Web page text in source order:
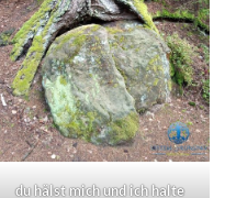
du hälst mich und ich halte